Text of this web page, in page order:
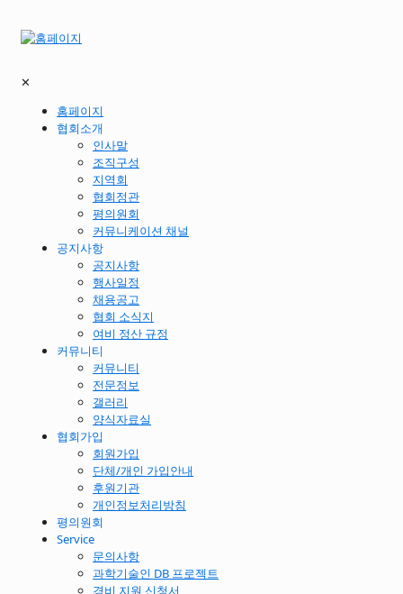
✕
홈페이지
협회소개
인사말
조직구성
지역회
협회정관
평의원회
커뮤니케이션 채널
공지사항
공지사항
행사일정
채용공고
협회 소식지
여비 정산 규정
커뮤니티
커뮤니티
전문정보
갤러리
양식자료실
협회가입
회원가입
단체/개인 가입안내
후원기관
개인정보처리방침
평의원회
Service
문의사항
과학기술인 DB 프로젝트
경비 지원 신청서